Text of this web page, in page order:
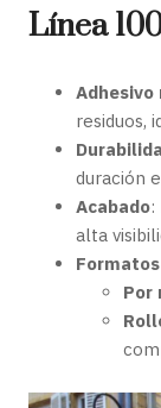
Línea
Adhesivo
residuos,
duración
Acabado
alta
Por